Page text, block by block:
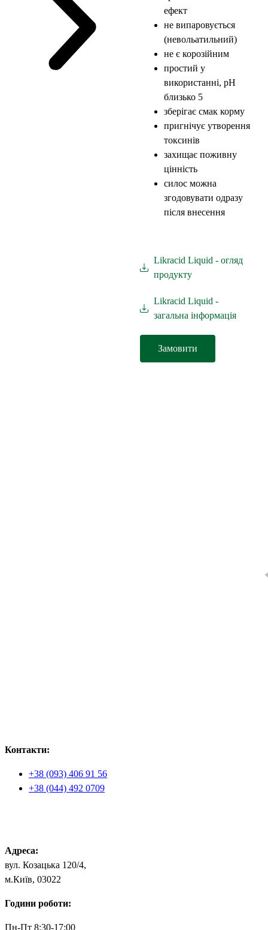
ефект
не випаровується
(невольатильний)
не є корозійним
простий у
використанні, pH
близько 5
зберігає смак корму
пригнічує утворення
токсинів
захищає поживну
цінність
силос можна
згодовувати одразу
після внесення
Likracid Liquid - огляд
продукту
Likracid Liquid -
загальна інформація
Замовити
Контакти:
+38 (093) 406 91 56
+38 (044) 492 0709
Адреса:
вул. Козацька 120/4,
м.Київ, 03022
Години роботи:
Пн-Пт 8:30-17:00